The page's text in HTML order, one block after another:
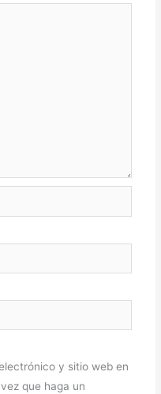
y sitio web en
que haga un